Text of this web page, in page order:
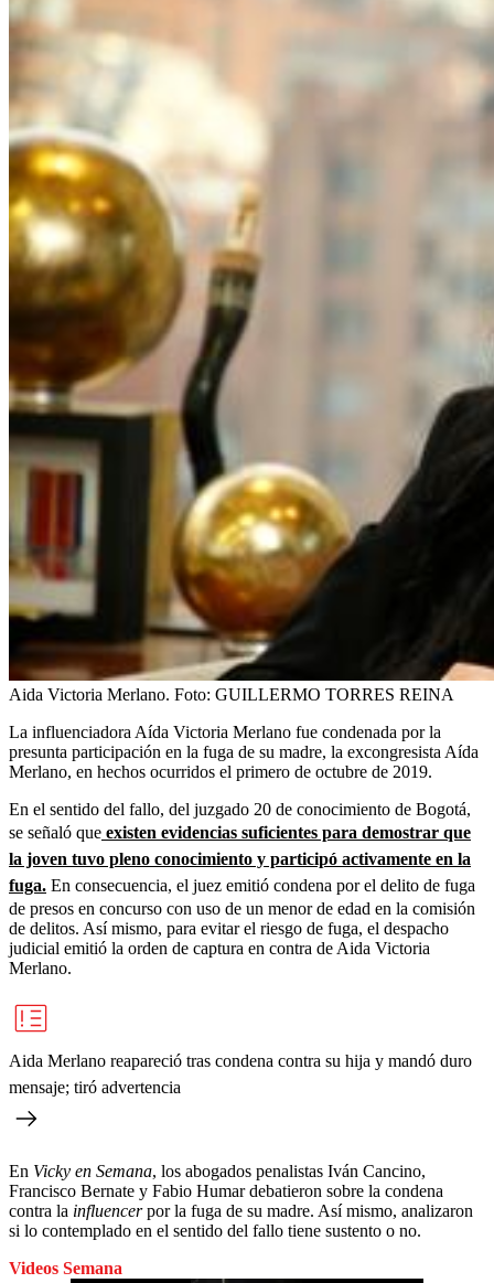
Aida Victoria Merlano. Foto: GUILLERMO TORRES REINA
La influenciadora Aída Victoria Merlano fue condenada por la
presunta participación en la fuga de su madre, la excongresista Aída
Merlano, en hechos ocurridos el primero de octubre de 2019.
En el sentido del fallo, del juzgado 20 de conocimiento de Bogotá,
se señaló que existen evidencias suficientes para demostrar que
la joven tuvo pleno conocimiento y participó activamente en la
fuga. En consecuencia, el juez emitió condena por el delito de fuga
de presos en concurso con uso de un menor de edad en la comisión
de delitos. Así mismo, para evitar el riesgo de fuga, el despacho
judicial emitió la orden de captura en contra de Aida Victoria
Merlano.
Aida Merlano reapareció tras condena contra su hija y mandó duro
mensaje; tiró advertencia
En Vicky en Semana, los abogados penalistas Iván Cancino,
Francisco Bernate y Fabio Humar debatieron sobre la condena
contra la influencerpor la fuga de su madre. Así mismo, analizaron
si lo contemplado en el sentido del fallo tiene sustento o no.
Videos Semana